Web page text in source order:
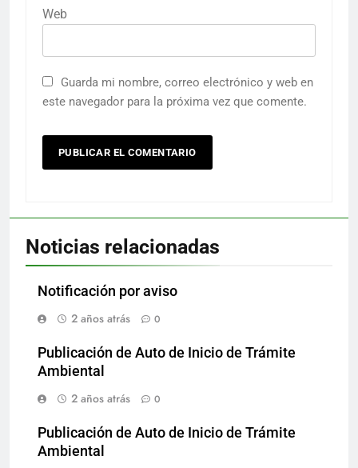
Web
Guarda mi nombre, correo electrónico y web en
este navegador para la próxima vez que comente.
Noticias relacionadas
Notificación por aviso
2 años atrás
0
Publicación de Auto de Inicio de Trámite
Ambiental
2 años atrás
0
Publicación de Auto de Inicio de Trámite
Ambiental